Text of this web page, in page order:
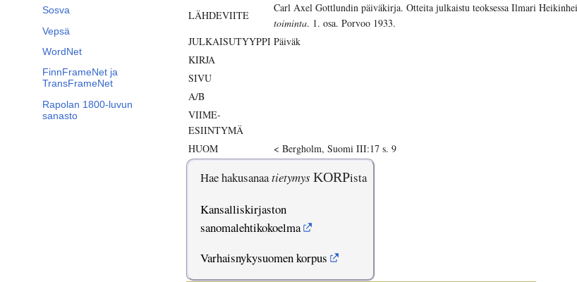
Sosva
Vepsä
WordNet
FinnFrameNet ja
TransFrameNet
Rapolan 1800-luvun
sanasto
LÄHDEVIITE
Carl Axel Gottlundin päiväkirja. Otteita julkaistu teoksessa Ilmari
toiminta. 1. osa. Porvoo 1933.
JULKAISUTYYPPI Päiväk
KIRJA
SIVU
A/B
VIIME-
ESIINTYMÄ
HUOM
< Bergholm, Suomi III:17 s. 9
Hae hakusanaatietymys KORPista
Kansalliskirjaston
sanomalehtikokoelma
Varhaisnykysuomen korpus